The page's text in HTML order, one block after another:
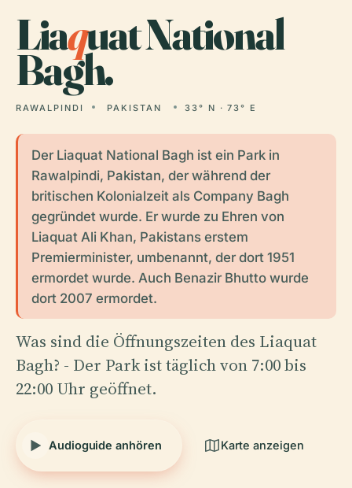
Liaquat National
Bagh.
RAWALPINDI PAKISTAN 33° N · 73° E
Der Liaquat National Bagh ist ein Park in
Rawalpindi, Pakistan, der während der
britischen Kolonialzeit als Company Bagh
gegründet wurde. Er wurde zu Ehren von
Liaquat Ali Khan, Pakistans erstem
Premierminister, umbenannt, der dort 1951
ermordet wurde. Auch Benazir Bhutto wurde
dort 2007 ermordet.
Was sind die Öffnungszeiten des Liaquat
Bagh? - Der Park ist täglich von 7:00 bis
22:00 Uhr geöffnet.
Audioguide anhören Karte anzeigen